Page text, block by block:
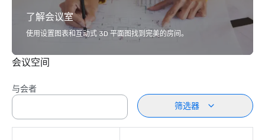
了解会议室
使用设置图表和互动式 3D 平面图找到完美的房间。
会议空间
与会者
筛选器